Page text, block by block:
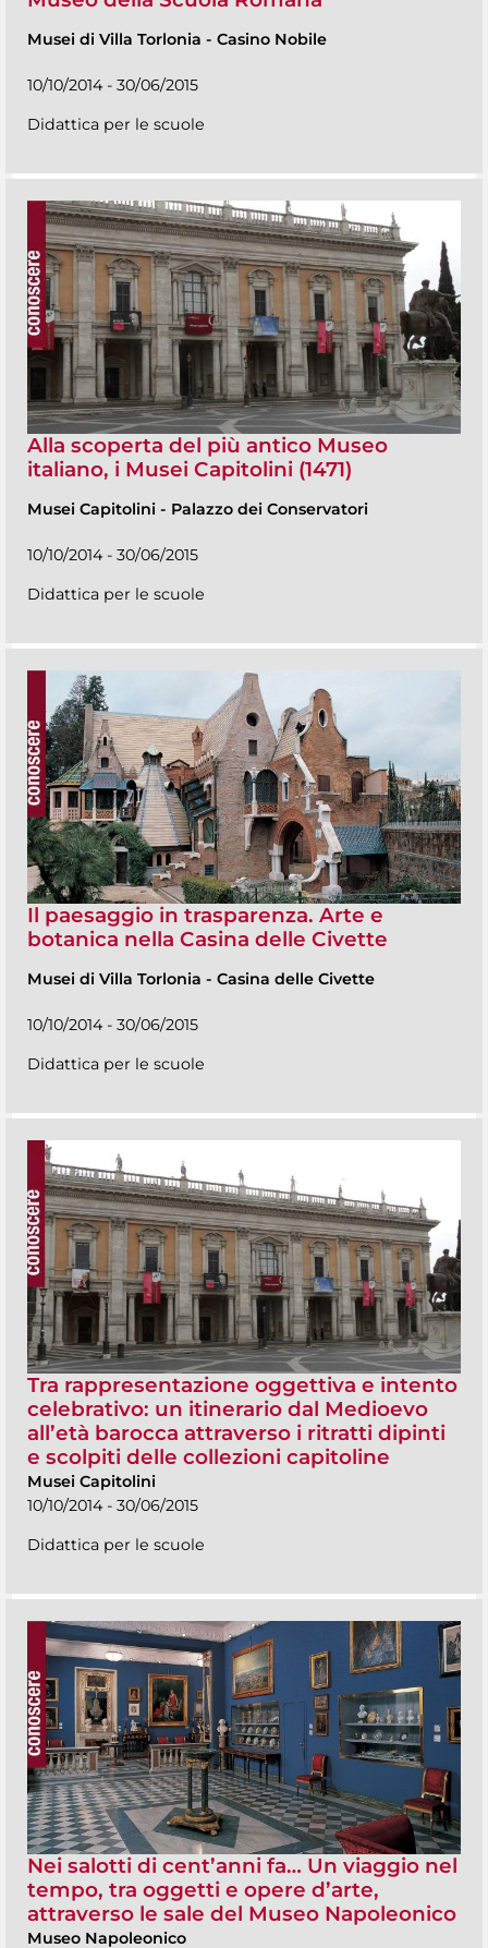
Musei di Villa Torlonia - Casino Nobile
10/10/2014 - 30/06/2015
Didattica per le scuole
Alla scoperta del più antico Museo
italiano, i Musei Capitolini (1471)
Musei Capitolini - Palazzo dei Conservatori
10/10/2014 - 30/06/2015
Didattica per le scuole
Il paesaggio in trasparenza. Arte e
botanica nella Casina delle Civette
Musei di Villa Torlonia - Casina delle Civette
10/10/2014 - 30/06/2015
Didattica per le scuole
Tra rappresentazione oggettiva e intento
celebrativo: un itinerario dal Medioevo
all’età barocca attraverso i ritratti dipinti
e scolpiti delle collezioni capitoline
Musei Capitolini
10/10/2014 - 30/06/2015
Didattica per le scuole
Nei salotti di cent’anni fa… Un viaggio nel
tempo, tra oggetti e opere d’arte,
attraverso le sale del Museo Napoleonico
Museo Napoleonico